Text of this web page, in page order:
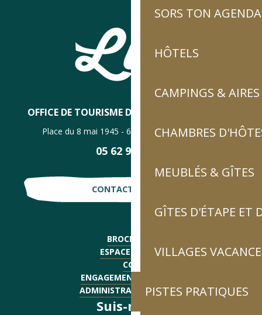
SORS TON AGENDA
HÔTELS
CAMPINGS &
CHAMBRES
MEUBLÉS & GÎTES
GÎTES D'ÉTAPE ET
VILLAGES
PISTES PRATIQUES
OFFICE DE TOURISME DE LUZ-SAINT-SAUVEUR
Place du 8 mai 1945 - 65120 Luz-Saint-Sauveur
05 62 92 30 30
CONTACTE-NOUS !
BROCHURES
ESPACE PRESSE
CGV
ENGAGEMENTS QUALITÉ
ADMINISTRATIF - EMPLOI
Suis-nous !